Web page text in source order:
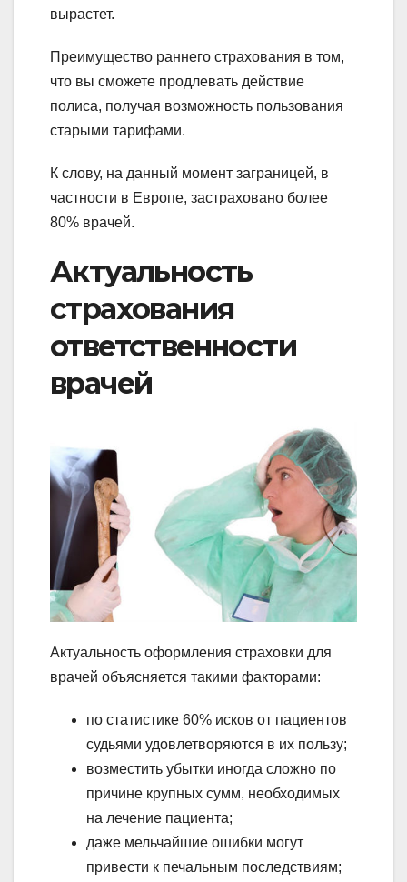
вырастет.
Преимущество раннего страхования в том,
что вы сможете продлевать действие
полиса, получая возможность пользования
старыми тарифами.
К слову, на данный момент заграницей, в
частности в Европе, застраховано более
80% врачей.
Актуальность
страхования
ответственности
врачей
Актуальность оформления страховки для
врачей объясняется такими факторами:
по статистике 60% исков от пациентов
судьями удовлетворяются в их пользу;
возместить убытки иногда сложно по
причине крупных сумм, необходимых
на лечение пациента;
даже мельчайшие ошибки могут
привести к печальным последствиям;